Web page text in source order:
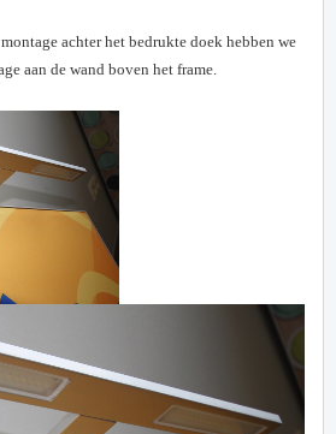
achter het bedrukte doek hebben we
aan de wand boven het frame.